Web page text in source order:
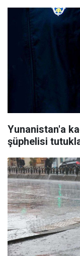
Yunanistan'a
şüphelisi